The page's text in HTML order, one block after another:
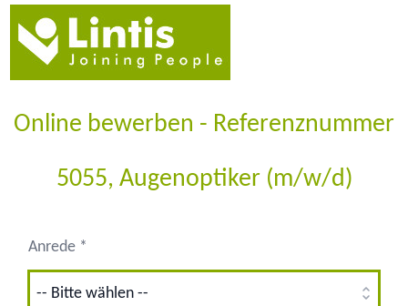
Online bewerben - Referenznummer
5055, Augenoptiker (m/w/d)
Anrede *